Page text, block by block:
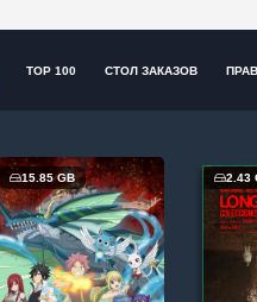
TOP 100 СТОЛ ЗАКАЗОВ
15.85 GB 2.43